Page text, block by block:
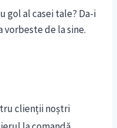
gol al casei tale? Da-i
vorbeste de la sine.
clienții noștri